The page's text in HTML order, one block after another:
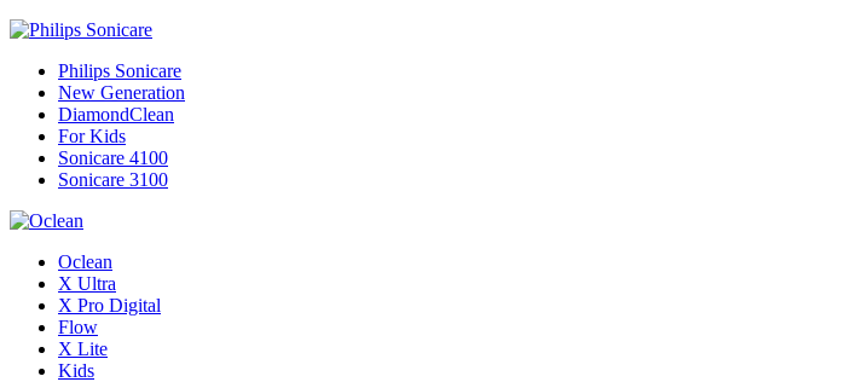
Philips Sonicare
New Generation
DiamondClean
For Kids
Sonicare 4100
Sonicare 3100
Oclean
X Ultra
X Pro Digital
Flow
X Lite
Kids